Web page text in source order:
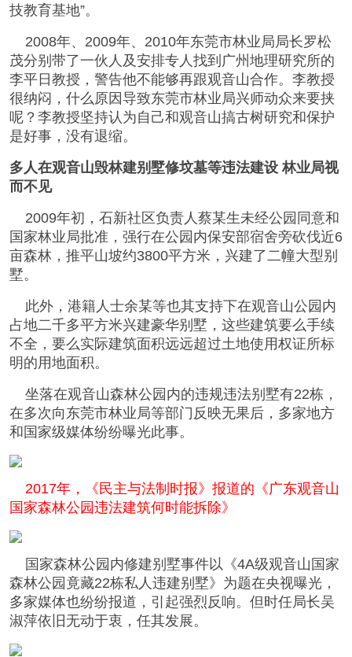
技教育基地”。
2008年、2009年、2010年东莞市林业局局长罗松
茂分别带了一伙人及安排专人找到广州地理研究所的
李平日教授，警告他不能够再跟观音山合作。李教授
很纳闷，什么原因导致东莞市林业局兴师动众来要挟
呢？李教授坚持认为自己和观音山搞古树研究和保护
是好事，没有退缩。
多人在观音山毁林建别墅修坟墓等违法建设 林业局视
而不见
2009年初，石新社区负责人蔡某生未经公园同意和
国家林业局批准，强行在公园内保安部宿舍旁砍伐近6
亩森林，推平山坡约3800平方米，兴建了二幢大型别
墅。
此外，港籍人士余某等也其支持下在观音山公园内
占地二千多平方米兴建豪华别墅，这些建筑要么手续
不全，要么实际建筑面积远远超过土地使用权证所标
明的用地面积。
坐落在观音山森林公园内的违规违法别墅有22栋，
在多次向东莞市林业局等部门反映无果后，多家地方
和国家级媒体纷纷曝光此事。
2017年，《民主与法制时报》报道的《广东观音山
国家森林公园违法建筑何时能拆除》
国家森林公园内修建别墅事件以《4A级观音山国家
森林公园竟藏22栋私人违建别墅》为题在央视曝光，
多家媒体也纷纷报道，引起强烈反响。但时任局长吴
淑萍依旧无动于衷，任其发展。